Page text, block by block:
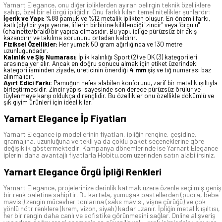
Yarnart Elegance, onu diğer ipliklerden ayıran belirgin teknik özelliklere
sahip, özel bir el örgü ipliğidir. Onu farklı kılan temel nitelikler şunlardır:
İçerik ve Yapı: %88 pamuk ve %12 metalik iplikten oluşur. En önemli farkı,
katlı (ply) bir yapı yerine, liflerin birbirine kilitlendiği "zincir" veya "örgülü"
(chainette/braid) bir yapıda olmasıdır. Bu yapı, ipliğe pürüzsüz bir akış
kazandırır ve takılma sorununu ortadan kaldırır.
Fiziksel Özellikler: Her yumak 50 gram ağırlığında ve 130 metre
uzunluğundadır.
Kalınlık ve Şiş Numarası: İplik kalınlığı Sport (2) ve DK (3) kategorileri
arasında yer alır. Ancak en doğru sonucu almak için etiket üzerindeki
kategori isminden ziyade, üreticinin önerdiği 4 mmşiş ve tığ numarası baz
alınmalıdır.
Ayırt Edici Farkı: Pamuğun nefes alabilen konforunu, zarif bir metalik ışıltıyla
birleştirmesidir. Zincir yapısı sayesinde son derece pürüzsüz örülür ve
tüylenmeye karşı oldukça dirençlidir. Bu özellikler onu özellikle dökümlü ve
şık giyim ürünleri için ideal kılar.
Yarnart Elegance İp Fiyatları
Yarnart Elegance ip modellerinin fiyatları, ipliğin rengine, çeşidine,
gramajına, uzunluğuna ve tekli ya da çoklu paket seçeneklerine göre
değişiklik göstermektedir. Kampanya dönemlerinde ise Yarnart Elegance
iplerini daha avantajlı fiyatlarla Hobitu.com üzerinden satın alabilirsiniz.
Yarnart Elegance Örgü İpliği Renkleri
Yarnart Elegance, projelerinize derinlik katmak üzere özenle seçilmiş geniş
bir renk paletine sahiptir. Bu kartela, yumuşak pastellerden (pudra, bebe
mavisi) zengin mücevher tonlarına (saks mavisi, vişne çürüğü) ve çok
yönlü nötr renklere (krem, vizon, siyah) kadar uzanır. İpliğin metalik ışıltısı,
her bir rengin daha canlı ve sofistike görünmesini sağlar. Online alışveriş